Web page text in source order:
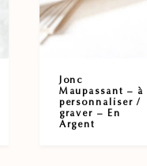
Jonc
Maupassant – à
personnaliser /
graver – En
Argent